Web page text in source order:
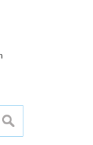
suchen